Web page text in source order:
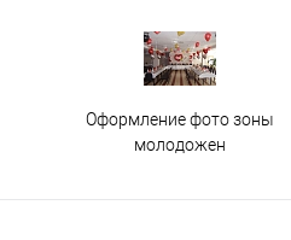
Оформление фото зоны
молодожен